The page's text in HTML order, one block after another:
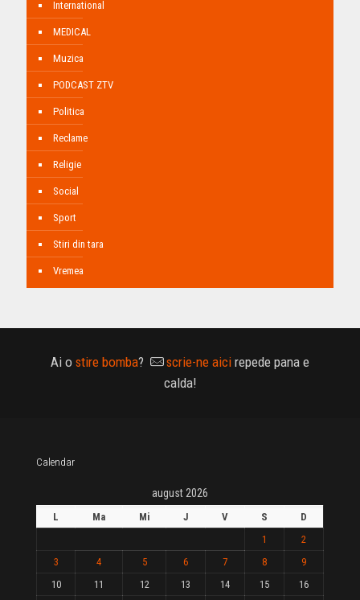
International
MEDICAL
Muzica
PODCAST ZTV
Politica
Reclame
Religie
Social
Sport
Stiri din tara
Vremea
Ai o stire bomba? scrie-ne aici repede pana e
calda!
Calendar
august 2026
L Ma Mi J V S
D
1
2
3
4 5 6 7 8
9
10
11 12 13 14 15
16